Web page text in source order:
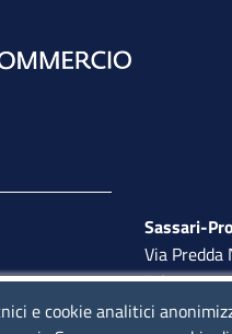
Sassari-
Via
Tel. 079
lunedì al
e cookie analitici